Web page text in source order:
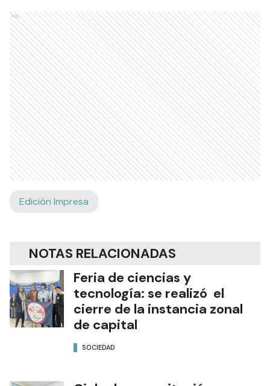
Ads
Edición Impresa
NOTAS RELACIONADAS
Feria de ciencias y
tecnología: se realizó el
cierre de la instancia zonal
de capital
SOCIEDAD